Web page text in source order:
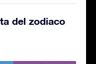
del zodiaco